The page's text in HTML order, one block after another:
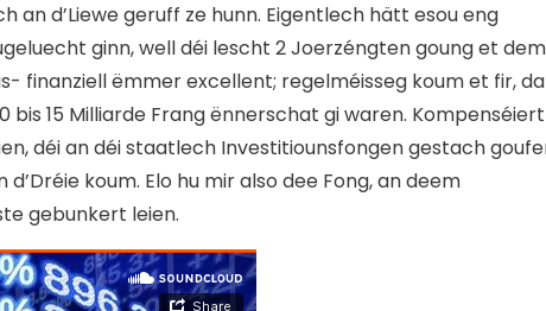
d’Liewe geruff ze hunn. Eigentlech hätt esou eng
ginn, well déi lescht 2 Joerzéngten goung et dem
finanziell ëmmer excellent; regelméisseg koum et fir,
bis 15 Milliarde Frang ënnerschat gi waren. Kompenséiert
déi an déi staatlech Investitiounsfongen gestach
koum. Elo hu mir also dee Fong, an deem
gebunkert leien.